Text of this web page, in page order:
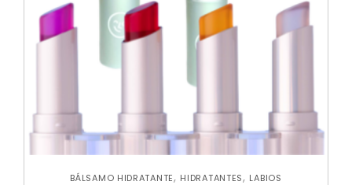
BÁLSAMO HIDRATANTE, HIDRATANTES, LABIOS